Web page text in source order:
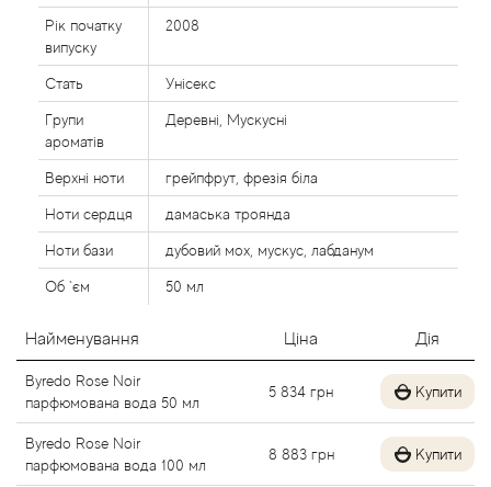
Рік початку
випуску
2008
Стать Унісекс
Групи
ароматів
Деревні, Мускусні
Верхні ноти грейпфрут, фрезія біла
Ноти сердця дамаська троянда
Ноти бази дубовий мох, мускус, лабданум
Об `єм 50 мл
Найменування Ціна Дія
Byredo Rose Noir
парфюмована вода 50 мл
5 834 грн Купити
Byredo Rose Noir
парфюмована вода 100 мл
8 883 грн Купити
Alaia Paris
Alexander McQueen
Alexandre Barthet
Alexandre J
Alfred Dunhill
Alyssa Ashley
American Crew
Amouage